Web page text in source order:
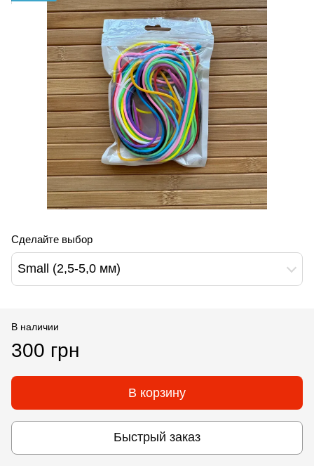
Сделайте выбор
Small (2,5-5,0 мм)
В наличии
300 грн
В корзину
Быстрый заказ